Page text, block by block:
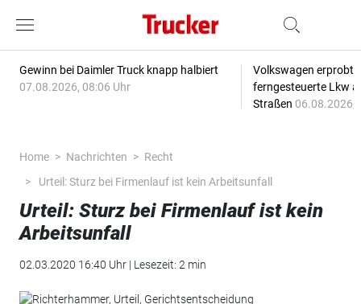
Gewinn bei Daimler Truck knapp halbiert
07.08.2026, 08:06 Uhr
Volkswagen erprobt
ferngesteuerte Lkw
Straßen 06.08.2026,
Home Nachrichten
Recht
Urteil: Sturz bei Firmenlauf ist kein Arbeitsunfall
Urteil: Sturz bei Firmenlauf ist kein
Arbeitsunfall
02.03.2020 16:40 Uhr | Lesezeit: 2 min